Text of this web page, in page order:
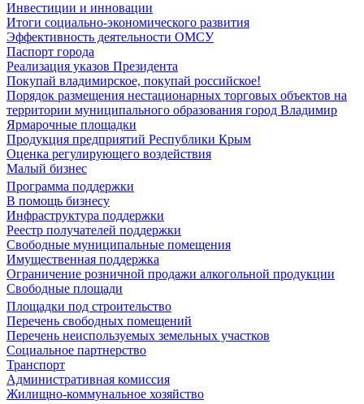
Инвестиции и инновации
Итоги социально-экономического развития
Эффективность деятельности ОМСУ
Паспорт города
Реализация указов Президента
Покупай владимирское, покупай российское!
Порядок размещения нестационарных торговых объектов на
территории муниципального образования город Владимир
Ярмарочные площадки
Продукция предприятий Республики Крым
Оценка регулирующего воздействия
Малый бизнес
Программа поддержки
В помощь бизнесу
Инфраструктура поддержки
Реестр получателей поддержки
Свободные муниципальные помещения
Имущественная поддержка
Ограничение розничной продажи алкогольной продукции
Свободные площади
Площадки под строительство
Перечень свободных помещений
Перечень неиспользуемых земельных участков
Социальное партнерство
Транспорт
Административная комиссия
Жилищно-коммунальное хозяйство